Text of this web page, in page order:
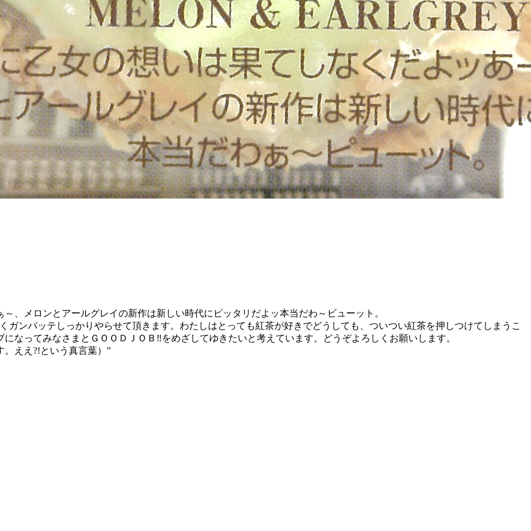
、メロンとアールグレイの新作は新しい時代にピッタリだよッ本当だわ～ビューット。
ガンバッテしっかりやらせて頂きます。わたしはとっても紅茶が好きでどうしても、ついつい紅茶を押しつけてしまうこ
なってみなさまとＧＯＯＤＪＯＢ‼をめざしてゆきたいと考えています。どうぞよろしくお願いします。
ええ?!という真言葉）”